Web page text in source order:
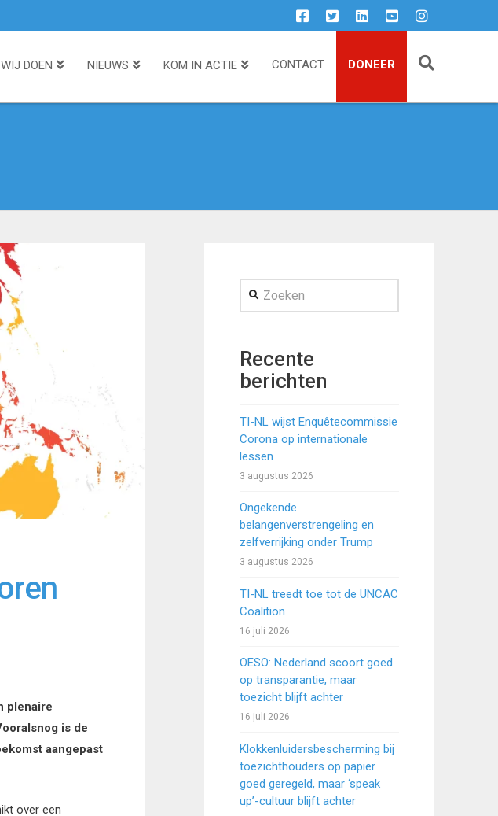
DOEN NIEUWS KOM IN ACTIE CONTACT DONEER
plenaire
is de
aangepast
over een
Zoeken
Recente
berichten
TI-NL wijst Enquêtecommissie
Corona op internationale
lessen
3 augustus 2026
Ongekende
belangenverstrengeling en
zelfverrijking onder Trump
3 augustus 2026
TI-NL treedt toe tot de UNCAC
Coalition
16 juli 2026
OESO: Nederland scoort goed
op transparantie, maar
toezicht blijft achter
16 juli 2026
Klokkenluidersbescherming bij
toezichthouders op papier
goed geregeld, maar ‘speak
up’-cultuur blijft achter